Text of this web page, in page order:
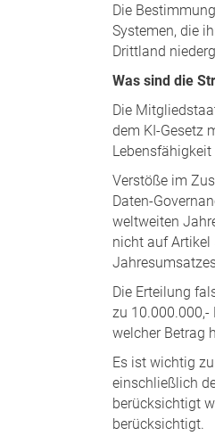
Die
Systemen, die
Drittland
Was sind die
Die
dem KI-Gesetz
Verstöße im
Daten-
weltweiten
nicht auf Artikel
Die Erteilung
zu 10.000.000,-
welcher Betrag
Es ist wichtig
einschließlich
berücksichtigt
berücksichtigt.